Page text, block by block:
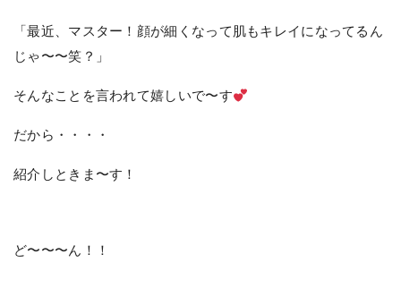
「最近、マスター！顔が細くなって肌もキレイになってるん
じゃ〜〜笑？」
そんなことを言われて嬉しいで〜す
だから・・・・
紹介しときま〜す！
ど〜〜〜ん！！